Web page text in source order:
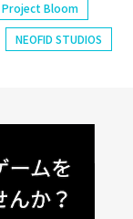
Project Bloom
NEOFID STUDIOS